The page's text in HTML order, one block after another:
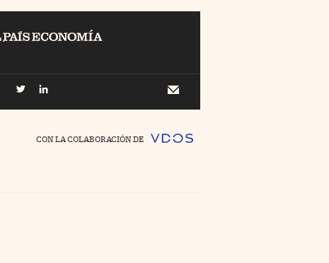
Pyme //foo
CON LA COLABORACIÓN DE